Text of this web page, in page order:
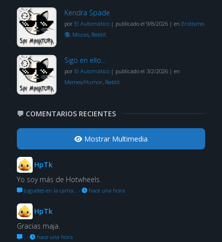
Kendra Spade
por El Automático| publicado el 9/8/2026| en Erotismo
🔞, Mozas, Reddit
Sigo en ello…
por El Automático| publicado el 3/2/2026| en
Memes/Humor, Reddit
💬 COMENTARIOS RECIENTES
Mostrar Multimedia
HpTk
Yo soy más de Hotwheels.
Juguetes en la cama… · hace una hora
HpTk
Gracias maja.
. · hace una hora